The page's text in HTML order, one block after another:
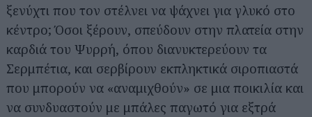
ξενύχτι που τον στέλνει να ψάχνει για γλυκό στο
κέντρο; Όσοι ξέρουν, σπεύδουν στην πλατεία στην
καρδιά του Ψυρρή, όπου διανυκτερεύουν τα
Σερμπέτια, και σερβίρουν εκπληκτικά σιροπιαστά
που μπορούν να «αναμιχθούν» σε μια ποικιλία και
να συνδυαστούν με μπάλες παγωτό για εξτρά
Αναζήτηση
για...